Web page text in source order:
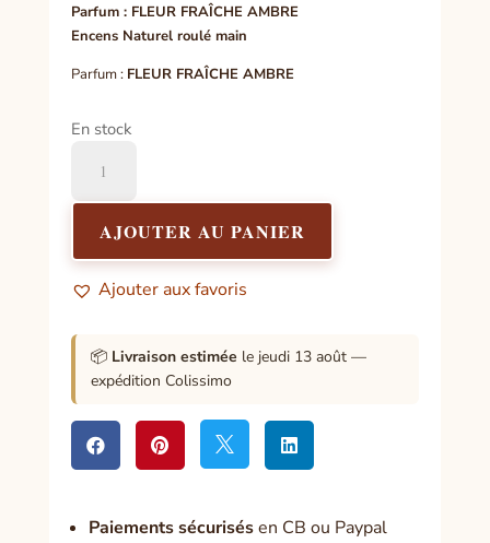
Parfum : FLEUR FRAÎCHE AMBRE
Encens Naturel roulé main
Parfum : FLEUR FRAÎCHE AMBRE
En stock
Encens
Bâton
Saint-
Georges
AJOUTER AU PANIER
Ajouter aux favoris
📦 Livraison estimée le jeudi 13 août —
expédition Colissimo
   
Paiements sécurisésen CB ou Paypal